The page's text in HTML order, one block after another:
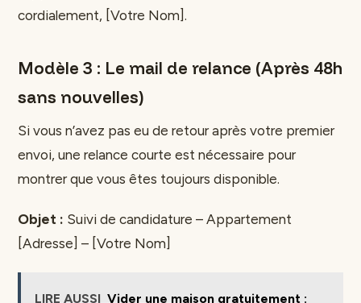
cordialement, [Votre Nom].
Modèle 3 : Le mail de relance (Après 48h
sans nouvelles)
Si vous n’avez pas eu de retour après votre premier
envoi, une relance courte est nécessaire pour
montrer que vous êtes toujours disponible.
Objet : Suivi de candidature – Appartement
[Adresse] – [Votre Nom]
LIRE AUSSI Vider une maison gratuitement :